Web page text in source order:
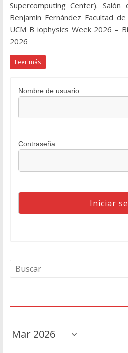
Supercomputing Center).
Benjamín Fernández Facultad de
UCM B iophysics Week 2026 –
2026
Leer más
Nombre de usuario
Contraseña